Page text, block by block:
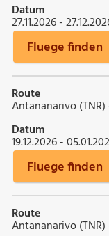
Datum
27.11.2026 -
Fluege finden
Route
Antananarivo
Datum
19.12.2026 -
Fluege finden
Route
Antananarivo